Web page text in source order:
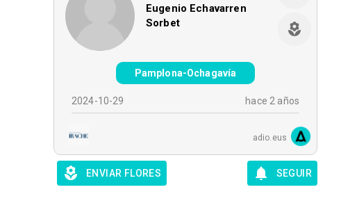
Eugenio Echavarren
Sorbet
Pamplona-Ochagavía
2024-10-29 hace 2 años
adio.eus
ENVIAR FLORES SEGUIR